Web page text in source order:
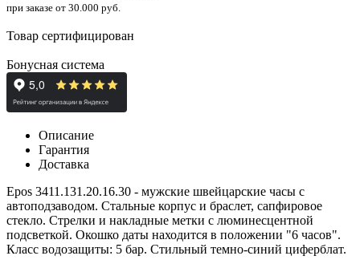
при заказе от 30.000 руб.
Товар сертифицирован
Бонусная система
Описание
Гарантия
Доставка
Epos 3411.131.20.16.30 - мужские швейцарские часы с
автоподзаводом. Стальные корпус и браслет, сапфировое
стекло. Стрелки и накладные метки с люминесцентной
подсветкой. Окошко даты находится в положении "6 часов".
Класс водозащиты: 5 бар. Стильный темно-синий циферблат.